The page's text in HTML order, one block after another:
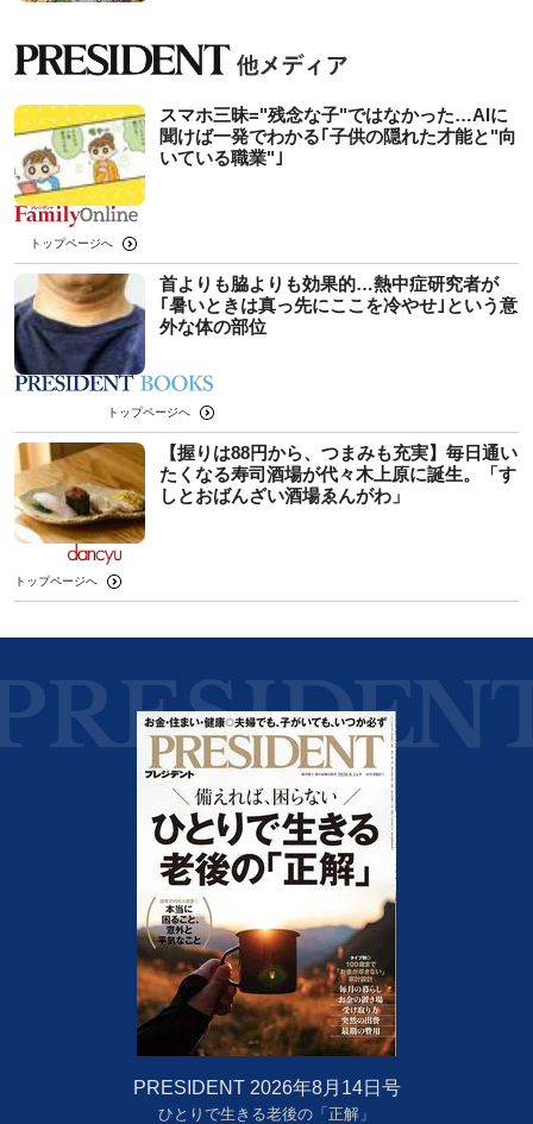
スマホ三昧="残念な子"ではなかった…AIに
聞けば一発でわかる｢子供の隠れた才能と"向
いている職業"｣
トップページへ
首よりも脇よりも効果的…熱中症研究者が
｢暑いときは真っ先にここを冷やせ｣という意
外な体の部位
トップページへ
【握りは88円から、つまみも充実】毎日通い
たくなる寿司酒場が代々木上原に誕生。「す
しとおばんざい酒場ゑんがわ」
トップページへ
PRESIDENT 2026年8月14日号
ひとりで生きる老後の「正解」